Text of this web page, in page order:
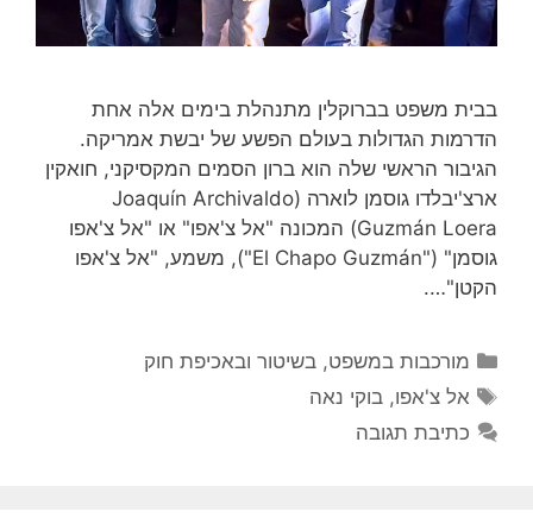
בבית משפט בברוקלין מתנהלת בימים אלה אחת
הדרמות הגדולות בעולם הפשע של יבשת אמריקה.
הגיבור הראשי שלה הוא ברון הסמים המקסיקני, חואקין
ארצ'יבלדו גוסמן לוארה (Joaquín Archivaldo
Guzmán Loera) המכונה "אל צ'אפו" או "אל צ'אפו
גוסמן" ("El Chapo Guzmán"), משמע, "אל צ'אפו
הקטן"….
קטגוריות
מורכבות במשפט, בשיטור ובאכיפת חוק
תגיות
אל צ'אפו,בוקי נאה
כתיבת תגובה